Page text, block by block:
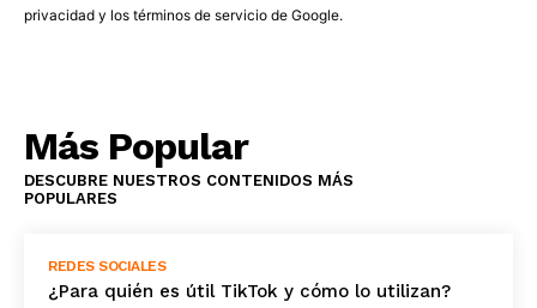
privacidad y los términos de servicio de Google.
Más Popular
DESCUBRE NUESTROS CONTENIDOS MÁS
POPULARES
REDES SOCIALES
¿Para quién es útil TikTok y cómo lo utilizan?